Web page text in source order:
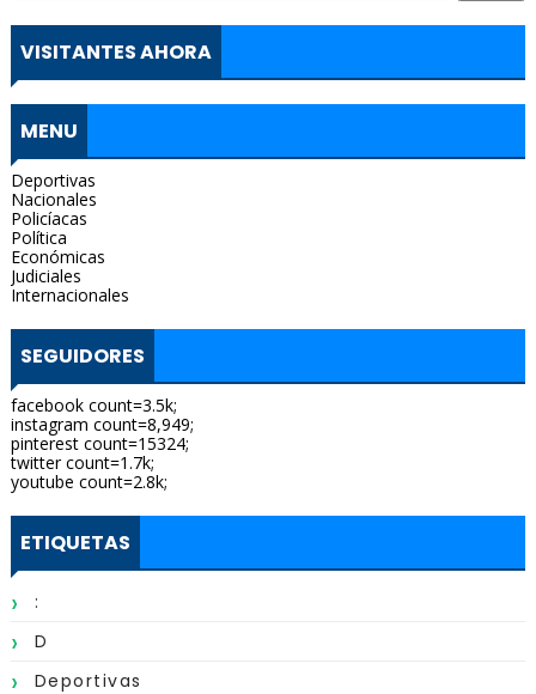
VISITANTES AHORA
MENU
Deportivas
Nacionales
Policíacas
Política
Económicas
Judiciales
Internacionales
SEGUIDORES
facebook count=3.5k;
instagram count=8,949;
pinterest count=15324;
twitter count=1.7k;
youtube count=2.8k;
ETIQUETAS
:
D
Deportivas